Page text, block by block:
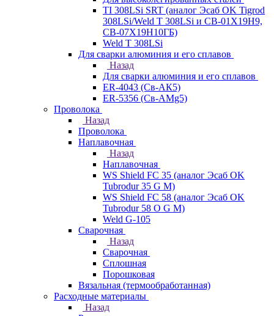
TI 308LSi SRT (аналог Эсаб OK Tigrod
308LSi/Weld T 308LSi и СВ-01Х19Н9,
СВ-07Х19Н10ГБ)
Weld T 308LSi
Для сварки алюминия и его сплавов
Назад
Для сварки алюминия и его сплавов
ER-4043 (Св-АК5)
ER-5356 (Св-АМg5)
Проволока
Назад
Проволока
Наплавочная
Назад
Наплавочная
WS Shield FC 35 (аналог Эсаб OK
Tubrodur 35 G M)
WS Shield FC 58 (аналог Эсаб OK
Tubrodur 58 O G M)
Weld G-105
Сварочная
Назад
Сварочная
Сплошная
Порошковая
Вязальная (термообработанная)
Расходные материалы
Назад